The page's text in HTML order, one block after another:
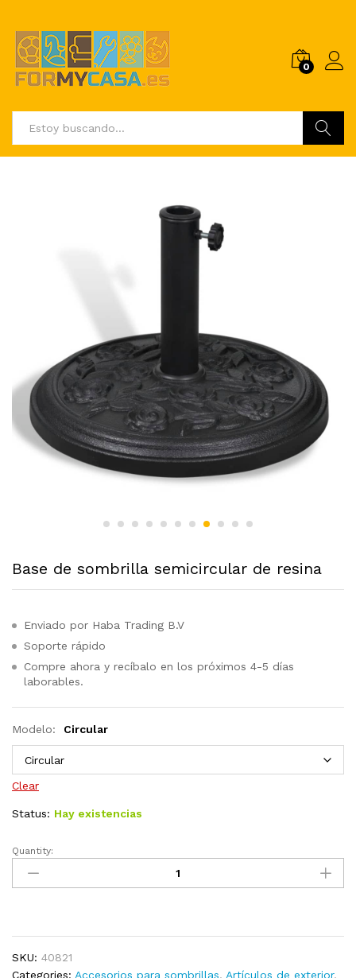
0
Base de sombrilla semicircular de resina
Enviado por Haba Trading B.V
Soporte rápido
Compre ahora y recíbalo en los próximos 4-5 días
laborables.
Modelo: Circular
Clear
Status: Hay existencias
Base
sombrilla
quantity
Quantity:
SKU: 40821
Categories: Accesorios para sombrillas, Artículos de exterior,